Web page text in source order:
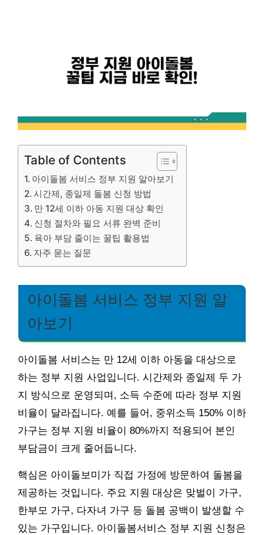
Table of Contents
아이돌봄 서비스 정부 지원 알아보기
시간제, 종일제 돌봄 신청 방법
만 12세 이하 아동 지원 대상 확인
신청 절차와 필요 서류 완벽 준비
육아 부담 줄이는 꿀팁 활용법
자주 묻는 질문
아이돌봄 서비스 정부 지원 알
아보기
아이돌봄 서비스는 만 12세 이하 아동을 대상으로
하는 정부 지원 사업입니다. 시간제와 종일제 두 가
지 방식으로 운영되며, 소득 수준에 따라 정부 지원
비율이 달라집니다. 예를 들어, 중위소득 150% 이하
가구는 정부 지원 비율이 80%까지 적용되어 본인
부담금이 크게 줄어듭니다.
핵심은 아이돌보미가 직접 가정에 방문하여 돌봄을
제공하는 것입니다. 주요 지원 대상은 맞벌이 가구,
한부모 가구, 다자녀 가구 등 돌봄 공백이 발생할 수
있는 가구입니다. 아이돌봄서비스 정부 지원 신청은